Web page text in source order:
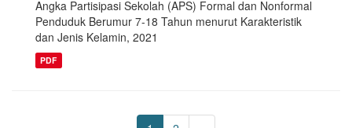
Angka Partisipasi Sekolah (APS) Formal dan Nonformal
Penduduk Berumur 7-18 Tahun menurut Karakteristik
dan Jenis Kelamin, 2021
PDF